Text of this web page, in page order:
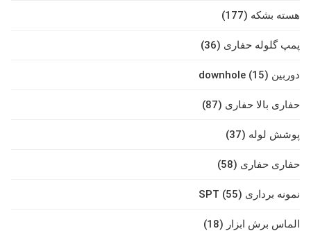
هسته بشکه (177)
پمپ گلوله حفاری (36)
دوربین downhole (15)
حفاری بالا حفاری (87)
پوشش لوله (37)
حفاری حفاری (58)
نمونه برداری SPT (55)
الماس برش ابزار (18)